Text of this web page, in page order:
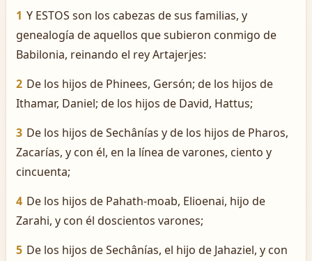
1 Y ESTOS son los cabezas de sus familias, y
genealogía de aquellos que subieron conmigo de
Babilonia, reinando el rey Artajerjes:
2 De los hijos de Phinees, Gersón; de los hijos de
Ithamar, Daniel; de los hijos de David, Hattus;
3 De los hijos de Sechânías y de los hijos de Pharos,
Zacarías, y con él, en la línea de varones, ciento y
cincuenta;
4 De los hijos de Pahath-moab, Elioenai, hijo de
Zarahi, y con él doscientos varones;
5 De los hijos de Sechânías, el hijo de Jahaziel, y con